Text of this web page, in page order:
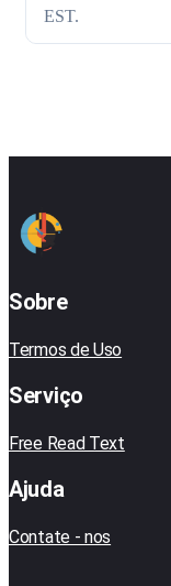
EST.
Sobre
Termos de Uso
Serviço
Free Read Text
Ajuda
Contate - nos